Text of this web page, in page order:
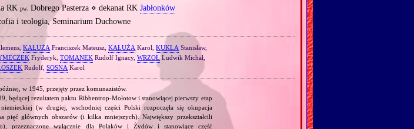
RK pw. Dobrego Pasterza ⋄ dekanat RK Jabłonków
i teologia, Seminarium Duchowne
KAŁUŻA Franciszek Mateusz,KAŁUŻA Karol,KUKLA Stanisław,
Fryderyk, TOMANEKRudolf Ignacy, WRZOŁLudwik Michał,
Rudolf,SOSNA Karol
w 1945, przejęty przez komunazistów.
będącej rezultatem paktu Ribbentrop‐Mołotow i stanowiącej pierwszy etap
(w drugiej, wschodniej części Polski rozpoczęła się okupacja
głównych obszarów (i kilka mniejszych). Największy przekształcili
przeznaczone wyłącznie dla Polaków i Żydów i stanowiące część